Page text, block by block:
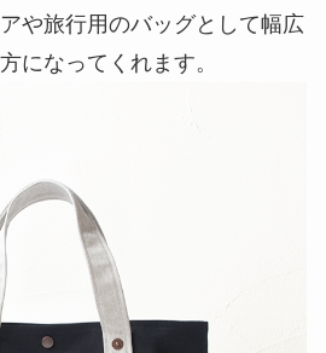
や旅行用のバッグとして幅広
になってくれます。